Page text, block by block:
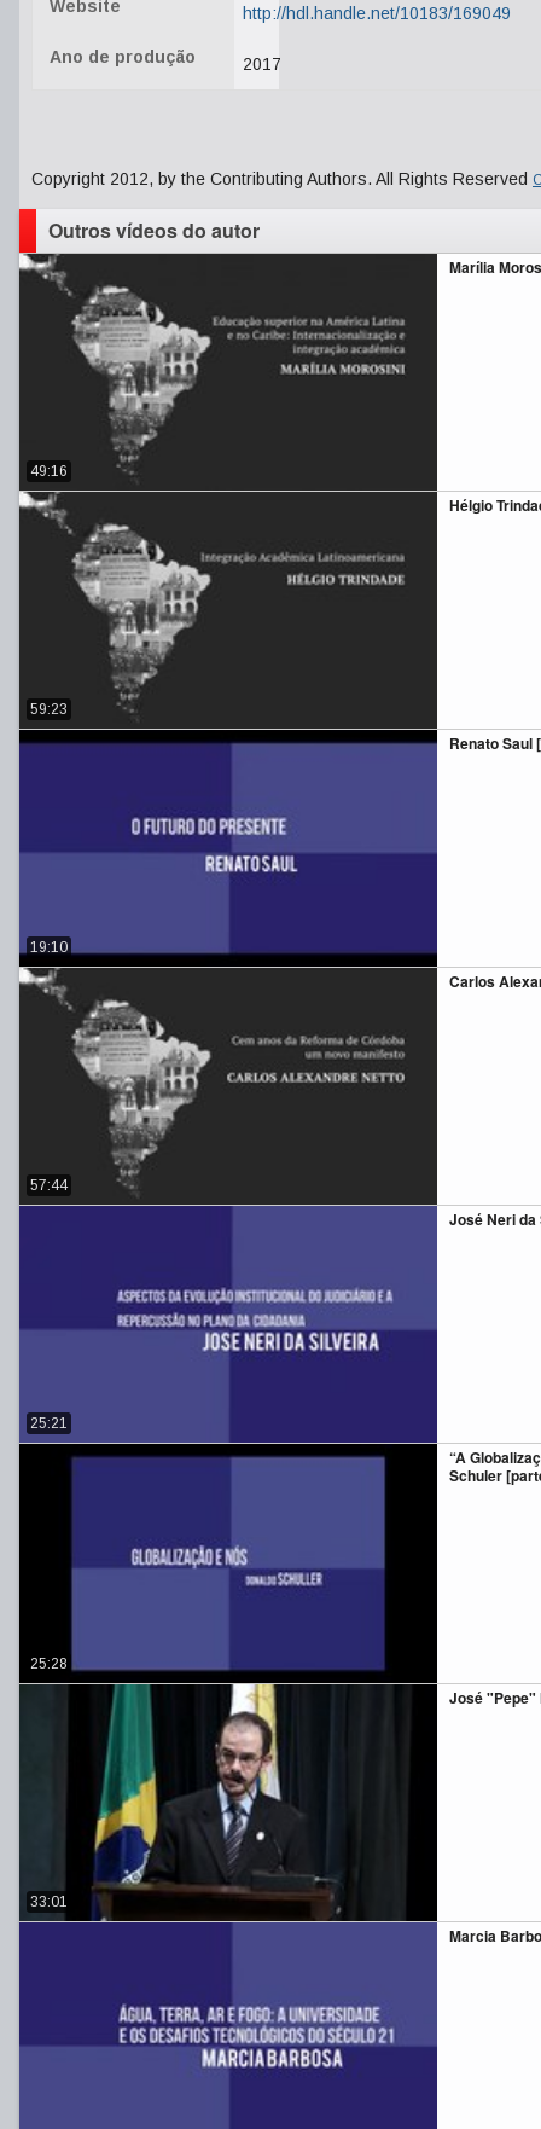
Website http://hdl.handle.net/10183/169049
Ano de produção 2017
Copyright 2012, by the Contributing Authors. All Rights Reserved
Outros vídeos do autor
Marília
49:16
Hélgio
59:23
Renato Saul
19:10
Carlos
57:44
José Neri
25:21
“A
Schuler
25:28
José "Pepe"
33:01
Marcia